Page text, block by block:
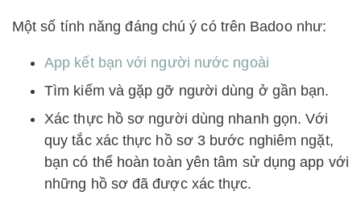
Một số tính năng đáng chú ý có trên Badoo như:
App kết bạn với người nước ngoài
Tìm kiếm và gặp gỡ người dùng ở gần bạn.
Xác thực hồ sơ người dùng nhanh gọn. Với
quy tắc xác thực hồ sơ 3 bước nghiêm ngặt,
bạn có thể hoàn toàn yên tâm sử dụng app với
những hồ sơ đã được xác thực.